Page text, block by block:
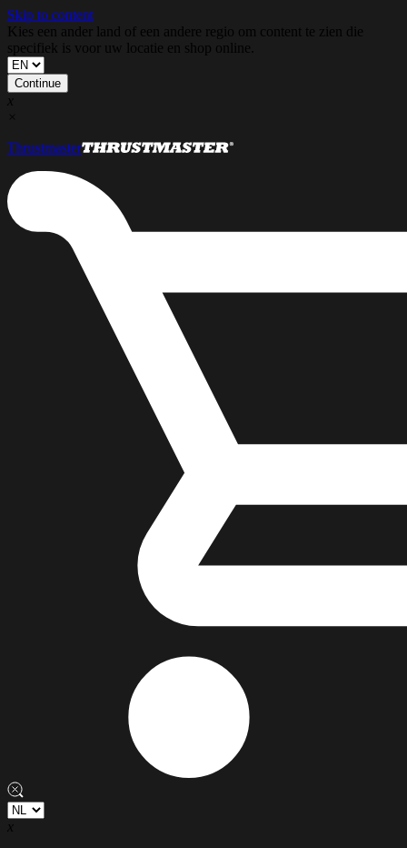
Skip to content
Kies een ander land of een andere regio om content te zien die
specifiek is voor uw locatie en shop online.
Continue
x
×
Thrustmaster
x